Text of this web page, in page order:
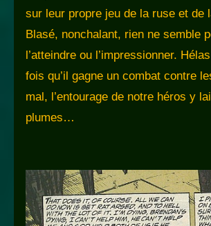
sur leur propre jeu de la ruse et de
Blasé, nonchalant, rien ne semble
l’atteindre ou l’impressionner.
fois qu’il gagne un combat contre
mal, l’entourage de notre héros y
plumes…